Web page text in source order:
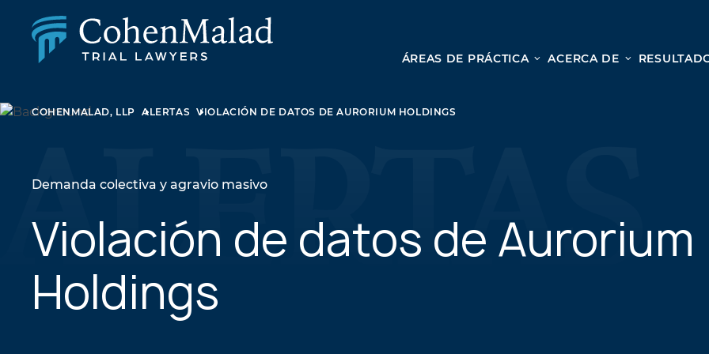
ÁREAS DE PRÁCTICA
DEMANDA COLECTIVA Y AGRAVIO MASIVO
LITIGIOS EMPRESARIALES
NEGLIGENCIA MÉDICA
LITIGIOS SOBRE MEDICAMENTOS Y DISPOSITIVOS
DRAM SHOP LIABILITY
RESBALONES Y CAÍDAS
ACERCA DE
COHENMALAD, LLP ALERTAS VIOLACIÓN DE DATOS DE AURORIUM HOLDINGS
Demanda colectiva y agravio masivo
Violación de datos de Aurorium
Holdings